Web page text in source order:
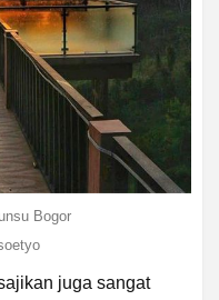
Bogor
juga sangat